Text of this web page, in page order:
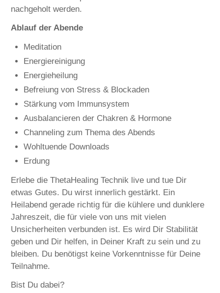
nachgeholt werden.
Ablauf der Abende
Meditation
Energiereinigung
Energieheilung
Befreiung von Stress & Blockaden
Stärkung vom Immunsystem
Ausbalancieren der Chakren & Hormone
Channeling zum Thema des Abends
Wohltuende Downloads
Erdung
Erlebe die ThetaHealing Technik live und tue Dir
etwas Gutes. Du wirst innerlich gestärkt. Ein
Heilabend gerade richtig für die kühlere und dunklere
Jahreszeit, die für viele von uns mit vielen
Unsicherheiten verbunden ist. Es wird Dir Stabilität
geben und Dir helfen, in Deiner Kraft zu sein und zu
bleiben. Du benötigst keine Vorkenntnisse für Deine
Teilnahme.
Bist Du dabei?